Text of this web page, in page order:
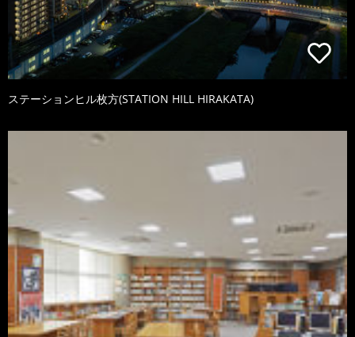
ステーションヒル枚方(STATION HILL HIRAKATA)